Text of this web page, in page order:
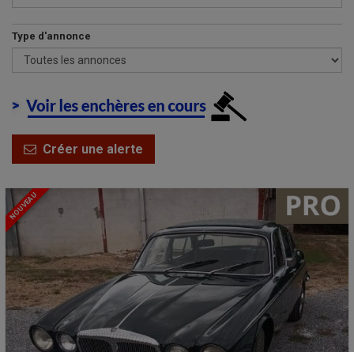
Type d'annonce
Créer une alerte
NOUVEAU